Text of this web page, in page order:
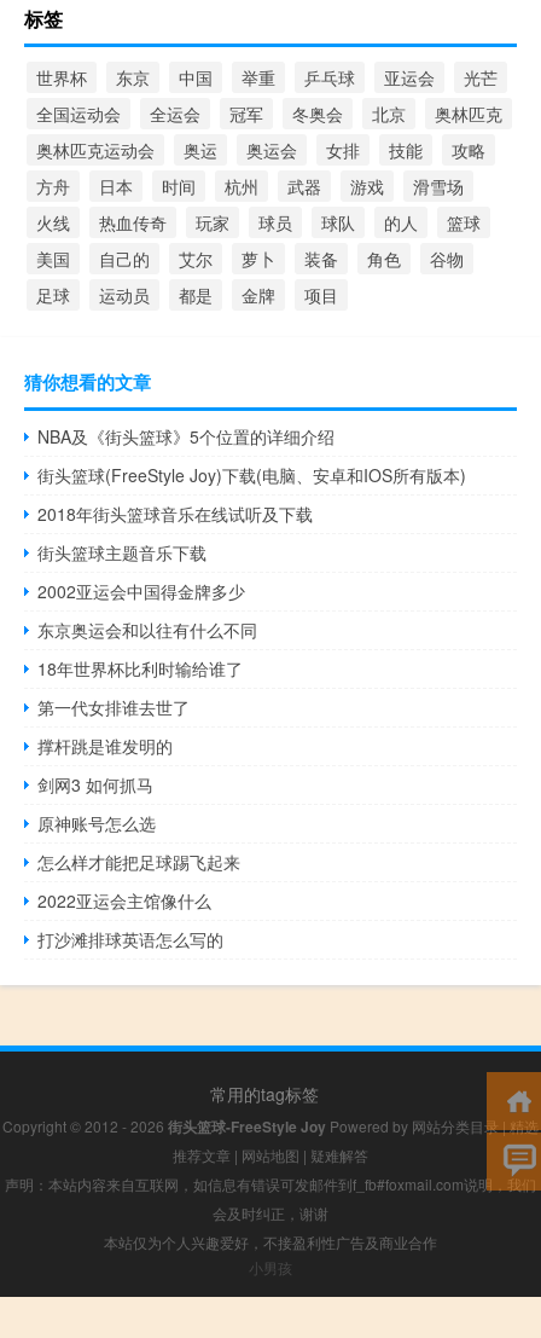
标签
世界杯 东京 中国 举重 乒乓球 亚运会
光芒
全国运动会
全运会 冠军 冬奥会 北京
奥林匹克
奥林匹克运动会
奥运 奥运会 女排 技能
攻略
方舟
日本 时间 杭州 武器 游戏
滑雪场
火线
热血传奇 玩家 球员 球队 的人
篮球
美国
自己的 艾尔 萝卜 装备 角色
谷物
足球
运动员 都是 金牌 项目
猜你想看的文章
NBA及《街头篮球》5个位置的详细介绍
街头篮球(FreeStyle Joy)下载(电脑、安卓和IOS所有版本)
2018年街头篮球音乐在线试听及下载
街头篮球主题音乐下载
2002亚运会中国得金牌多少
东京奥运会和以往有什么不同
18年世界杯比利时输给谁了
第一代女排谁去世了
撑杆跳是谁发明的
剑网3 如何抓马
原神账号怎么选
怎么样才能把足球踢飞起来
2022亚运会主馆像什么
打沙滩排球英语怎么写的
常用的tag标签
Copyright © 2012 - 2026 街头篮球-FreeStyle Joy Powered by 网站分类目录|精选
推荐文章 | 网站地图 | 疑难解答
声明：本站内容来自互联网，如信息有错误可发邮件到f_fb#foxmail.com说明，我们
会及时纠正，谢谢
本站仅为个人兴趣爱好，不接盈利性广告及商业合作
小男孩